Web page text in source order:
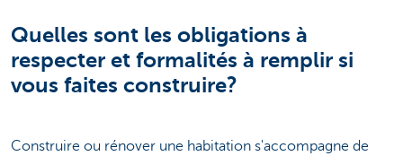
Quelles sont les obligations à
respecter et formalités à remplir si
vous faites construire?
Construire ou rénover une habitation s'accompagne de